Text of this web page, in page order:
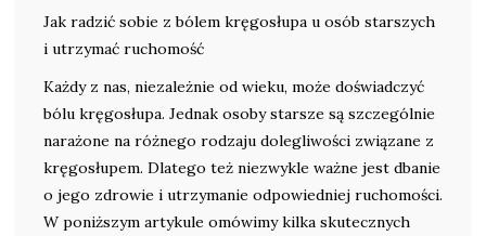
Jak radzić sobie z bólem kręgosłupa u osób starszych
i utrzymać ruchomość
Każdy z nas, niezależnie od wieku, może doświadczyć
bólu kręgosłupa. Jednak osoby starsze są szczególnie
narażone na różnego rodzaju dolegliwości związane z
kręgosłupem. Dlatego też niezwykle ważne jest dbanie
o jego zdrowie i utrzymanie odpowiedniej ruchomości.
W poniższym artykule omówimy kilka skutecznych